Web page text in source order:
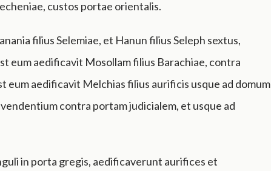
custos portae orientalis.
filius Selemiae, et Hanun filius Seleph sextus,
eum aedificavit Mosollam filius Barachiae, contra
eum aedificavit Melchias filius aurificis usque ad domum
contra portam judicialem, et usque ad
in porta gregis, aedificaverunt aurifices et